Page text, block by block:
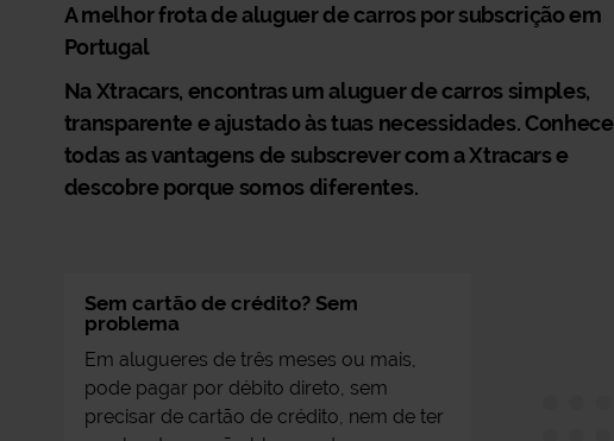
A melhor frota de aluguer de carros por subscrição em
Portugal
Na Xtracars, encontras um aluguer de carros simples,
transparente e ajustado às tuas necessidades. Conhece
todas as vantagens de subscrever com a Xtracars e
descobre porque somos diferentes.
Sem cartão de crédito? Sem
problema
Em alugueres de três meses ou mais,
pode pagar por débito direto, sem
precisar de cartão de crédito, nem de ter